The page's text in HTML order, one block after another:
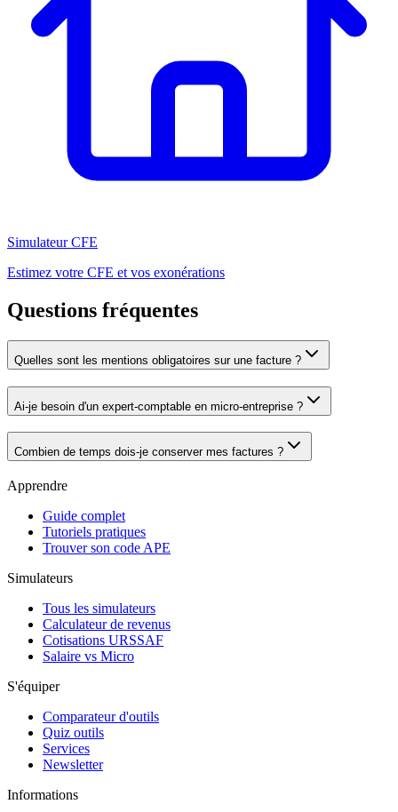
Simulateur CFE
Estimez votre CFE et vos exonérations
Questions fréquentes
Quelles sont les mentions obligatoires sur une facture ?
Ai-je besoin d'un expert-comptable en micro-entreprise ?
Combien de temps dois-je conserver mes factures ?
Apprendre
Guide complet
Tutoriels pratiques
Trouver son code APE
Simulateurs
Tous les simulateurs
Calculateur de revenus
Cotisations URSSAF
Salaire vs Micro
S'équiper
Comparateur d'outils
Quiz outils
Services
Newsletter
Informations